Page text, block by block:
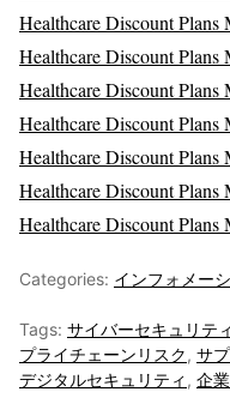
Healthcare Discount Plans
Healthcare Discount Plans
Healthcare Discount Plans
Healthcare Discount Plans
Healthcare Discount Plans
Healthcare Discount Plans
Healthcare Discount Plans
Categories: インフォメー
Tags: サイバーセキュリティ
プライチェーンリスク, サ
デジタルセキュリティ , 企